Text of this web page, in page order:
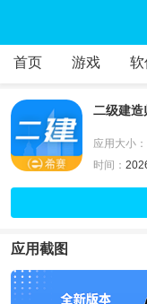
首页 游戏 软
二级建造
应用大小：
时间：
应用截图